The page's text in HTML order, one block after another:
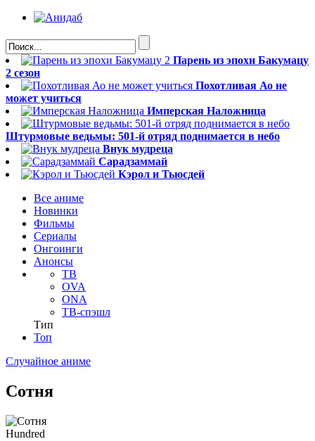
Парень из эпохи Бакумацу
2 сезон
Похотливая Ао не
может учиться
Имперская Наложница
Штурмовые ведьмы: 501-й отряд поднимается в небо
Внук мудреца
Сарадзаммай
Кэрол и Тьюсдей
Все аниме
Новинки
Фильмы
Сериалы
Онгоинги
Анонсы
ТВ
OVA
ONA
ТВ-спэшл
Тип
Топ
Случайное аниме
Сотня
Hundred